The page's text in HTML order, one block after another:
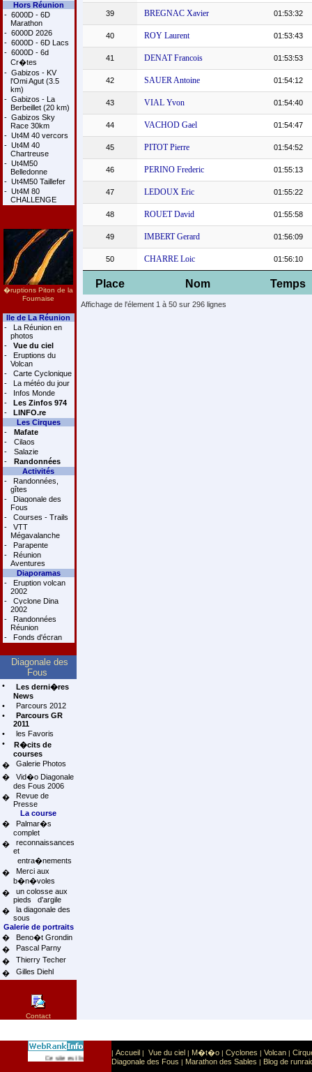
Hors Réunion
- 6000D - 6D
Marathon
- 6000D 2026
- 6000D - 6D Lacs
- 6000D - 6d
Cr�tes
- Gabizos - KV
l'Omi Agut (3.5
km)
- Gabizos - La
Berbeillet (20 km)
- Gabizos Sky
Race 30km
- Ut4M 40 vercors
- Ut4M 40
Chartreuse
- Ut4M50
Belledonne
- Ut4M50 Taillefer
- Ut4M 80
CHALLENGE
�ruptions Piton de la
Fournaise
Ile de La Réunion
-
La Réunion en
photos
-
Vue du ciel
-
Eruptions du
Volcan
-
Carte Cyclonique
-
La météo du jour
-
Infos Monde
-
Les Zinfos 974
-
LINFO.re
Les Cirques
-
Mafate
-
Cilaos
-
Salazie
-
Randonnées
Activités
-
Randonnées,
gîtes
-
Diagonale des
Fous
-
Courses - Trails
-
VTT
Mégavalanche
-
Parapente
-
Réunion
Aventures
Diaporamas
-
Eruption volcan
2002
-
Cyclone Dina
2002
-
Randonnées
Réunion
-
Fonds d'écran
Diagonale des
Fous
•
Les derni�res
News
•
Parcours 2012
•
Parcours GR
2011
•
les Favoris
•
R�cits de
courses
�
Galerie Photos
�
Vid�o Diagonale
des Fous 2006
�
Revue de
Presse
La course
�
Palmar�s
complet
�
reconnaissances
et
entra�nements
�
Merci aux
b�n�voles
�
un colosse aux
pieds d'argile
�
la diagonale des
sous
Galerie de portraits
�
Beno�t Grondin
�
Pascal Parny
�
Thierry Techer
�
Gilles Diehl
Contact
Place Nom Temps
39 BREGNAC Xavier 01:53:32
40 ROY Laurent 01:53:43
41 DENAT Francois 01:53:53
42 SAUER Antoine 01:54:12
43 VIAL Yvon 01:54:40
44 VACHOD Gael 01:54:47
45 PITOT Pierre 01:54:52
46 PERINO Frederic 01:55:13
47 LEDOUX Eric 01:55:22
48 ROUET David 01:55:58
49 IMBERT Gerard 01:56:09
50 CHARRE Loic 01:56:10
Affichage de l'élement 1 à 50 sur 296 lignes
Ce site est list� dans la cat�gorie Sport: Sports extr�mes
| Accueil | Vue du ciel | M�t�o | Cyclones | Volcan |
Diagonale des Fous | Marathon des Sables | Blog de